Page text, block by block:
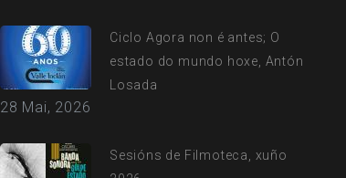
Ciclo Agora non é antes; O
estado do mundo hoxe, Antón
Losada
28 Mai, 2026
Sesións de Filmoteca, xuño